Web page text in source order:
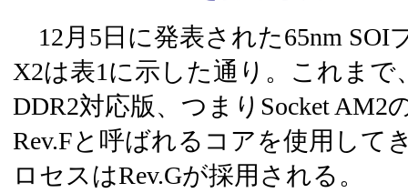
12月5日に発表された65nm SOI
X2は表1に示した通り。これまで
DDR2対応版、つまりSocket AM2
Rev.Fと呼ばれるコアを使用して
ロセスはRev.Gが採用される。